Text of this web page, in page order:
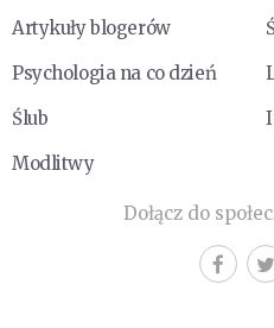
Artykuły blogerów
Psychologia na co dzień
Ślub
Modlitwy
Dołącz do